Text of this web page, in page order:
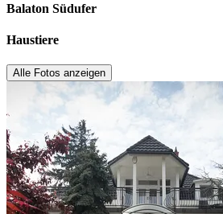
Balaton Südufer
Haustiere
Alle Fotos anzeigen